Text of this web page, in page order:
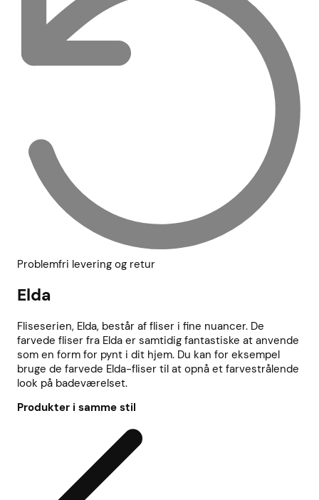
Problemfri levering og retur
Elda
Fliseserien, Elda, består af fliser i fine nuancer. De
farvede fliser fra Elda er samtidig fantastiske at anvende
som en form for pynt i dit hjem. Du kan for eksempel
bruge de farvede Elda-fliser til at opnå et farvestrålende
look på badeværelset.
Produkter i samme stil